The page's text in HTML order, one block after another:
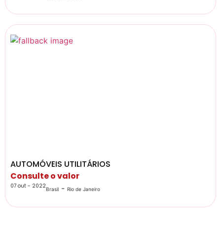
AUTOMÓVEIS UTILITÁRIOS
Consulte o valor
07 out - 2022Brasil - Rio de Janeiro